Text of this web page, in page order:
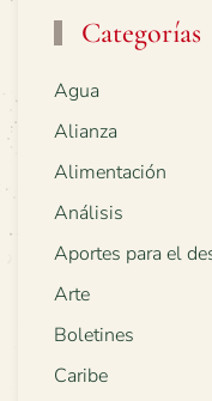
Categorías
Agua
Alianza
Alimentación
Análisis
Aportes para el
Arte
Boletines
Caribe